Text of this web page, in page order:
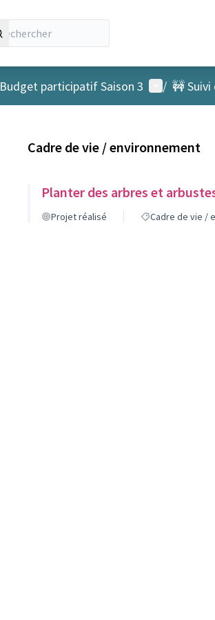
Budget participatif Saison 3 Menu
/ 🚧
Cadre de vie / environnement
Planter des arbres et
Projet réalisé Cadre de vie /